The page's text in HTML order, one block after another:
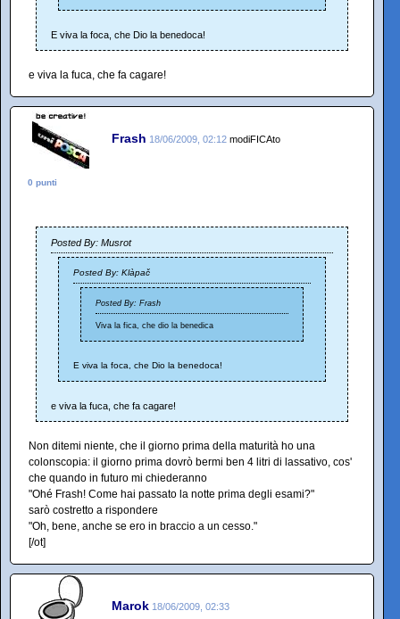
E viva la foca, che Dio la benedoca!
e viva la fuca, che fa cagare!
Frash 18/06/2009, 02:12 modiFICAto
0 punti
Posted By: Musrot
Posted By: Klàpač
Posted By: Frash
Viva la fica, che dio la benedica
E viva la foca, che Dio la benedoca!
e viva la fuca, che fa cagare!
Non ditemi niente, che il giorno prima della maturità ho una
colonscopia: il giorno prima dovrò bermi ben 4 litri di lassativo, cos'
che quando in futuro mi chiederanno
"Ohé Frash! Come hai passato la notte prima degli esami?"
sarò costretto a rispondere
"Oh, bene, anche se ero in braccio a un cesso."
[/ot]
Marok 18/06/2009, 02:33